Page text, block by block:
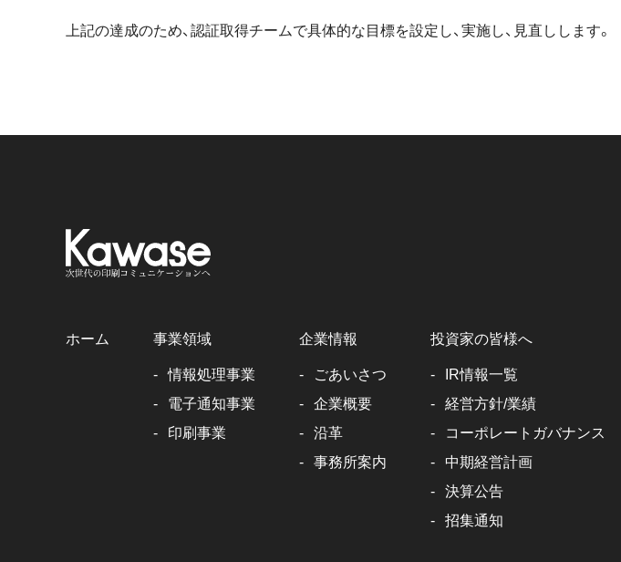
上記の達成のため、認証取得チームで具体的な目標を設定し、実施し、見直しします。
ホーム 事業領域
情報処理事業
電子通知事業
印刷事業
企業情報
ごあいさつ
企業概要
沿革
事務所案内
投資家の皆様へ
IR情報一覧
経営方針/業績
コーポレートガバナンス
中期経営計画
決算公告
招集通知